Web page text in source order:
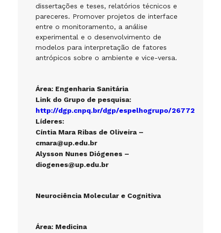
dissertações e teses, relatórios técnicos e
pareceres. Promover projetos de interface
entre o monitoramento, a análise
experimental e o desenvolvimento de
modelos para interpretação de fatores
antrópicos sobre o ambiente e vice-versa.
Área: Engenharia Sanitária
Link do Grupo de pesquisa:
http://dgp.cnpq.br/dgp/espelhogrupo/26772
Líderes:
Cíntia Mara Ribas de Oliveira –
cmara@up.edu.br
Alysson Nunes Diógenes –
diogenes@up.edu.br
Neurociência Molecular e Cognitiva
Área: Medicina